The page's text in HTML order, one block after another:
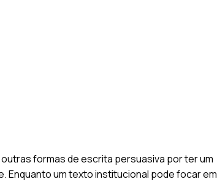
formas de escrita persuasiva por ter um
Enquanto um texto institucional pode focar em